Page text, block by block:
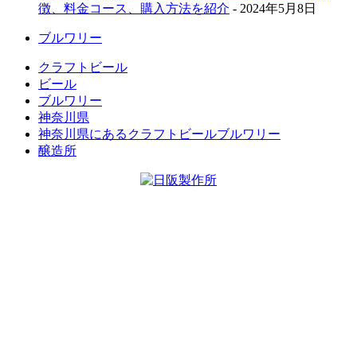
徴、料金コース、購入方法を紹介 - 2024年5月8日
ブルワリー
クラフトビール
ビール
ブルワリー
神奈川県
神奈川県にあるクラフトビールブルワリー
醸造所